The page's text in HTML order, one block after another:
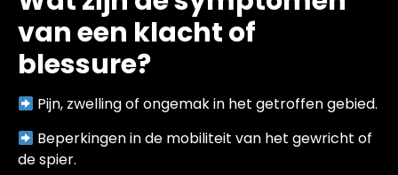
van een klacht of
blessure?
Pijn, zwelling of ongemak in het getroffen gebied.
Beperkingen in de mobiliteit van het gewricht of
de spier.